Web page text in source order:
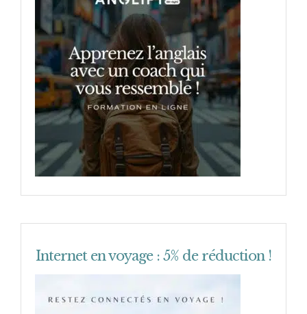
Internet en voyage : 5% de réduction !